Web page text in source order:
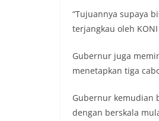
“Tujuannya supaya
terjangkau oleh
Gubernur juga
menetapkan tiga
Gubernur kemudian
dengan berskala